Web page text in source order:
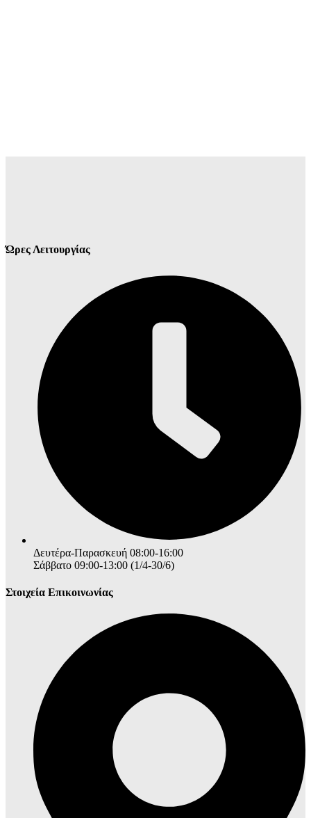
Ώρες Λειτουργίας
Δευτέρα-Παρασκευή 08:00-16:00
Σάββατο 09:00-13:00 (1/4-30/6)
Στοιχεία Επικοινωνίας